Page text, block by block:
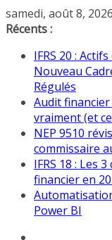
Passer
au
samedi, août 8, 2026
Récents :
IFRS 20 :
Nouveau
Régulés
Audit financier
vraiment (et
NEP 9510
commissaire
IFRS 18 : Les
financier en
Power BI